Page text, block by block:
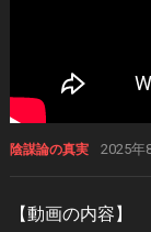
陰謀論の真実 2025年
【動画の内容】